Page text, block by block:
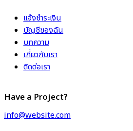
แจ้งชำระเงิน
บัญชีของฉัน
บทความ
เกี่ยวกับเรา
ติดต่อเรา
Have a Project?
info@website.com